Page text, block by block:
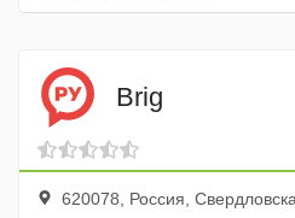
Brig
620078, Россия, Свердловская область,